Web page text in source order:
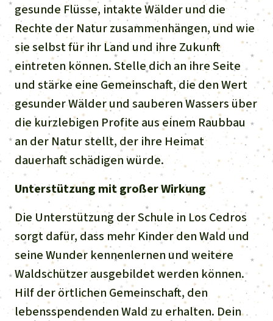
gesunde Flüsse, intakte Wälder und die
Rechte der Natur zusammenhängen, und wie
sie selbst für ihr Land und ihre Zukunft
eintreten können. Stelle dich an ihre Seite
und stärke eine Gemeinschaft, die den Wert
gesunder Wälder und sauberen Wassers über
die kurzlebigen Profite aus einem Raubbau
an der Natur stellt, der ihre Heimat
dauerhaft schädigen würde.
Unterstützung mit großer Wirkung
Die Unterstützung der Schule in Los Cedros
sorgt dafür, dass mehr Kinder den Wald und
seine Wunder kennenlernen und weitere
Waldschützer ausgebildet werden können.
Hilf der örtlichen Gemeinschaft, den
lebensspendenden Wald zu erhalten. Dein